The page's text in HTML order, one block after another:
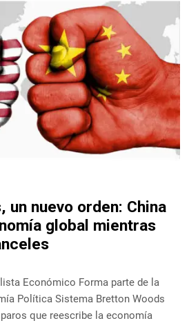
un nuevo orden: China
global mientras
Económico Forma parte de la
Política Sistema Bretton Woods
que reescribe la economía